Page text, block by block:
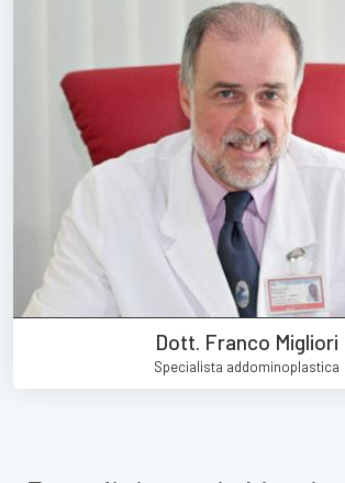
Dott. Franco Migliori
Specialista addominoplastica